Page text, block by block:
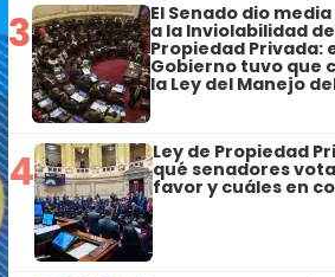
3 El Senado dio
a la Inviolabilidad
Propiedad Privada:
Gobierno tuvo que
la Ley del Manejo
4 Ley de Propiedad
qué senadores
favor y cuáles en